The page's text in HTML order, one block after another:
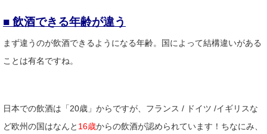
■ 飲酒できる年齢が違う
まず違うのが飲酒できるようになる年齢。国によって結構違いがある
ことは有名ですね。
日本での飲酒は「20歳」からですが、フランス / ドイツ /イギリスな
ど欧州の国はなんと 16歳からの飲酒が認められています！ちなにみ、